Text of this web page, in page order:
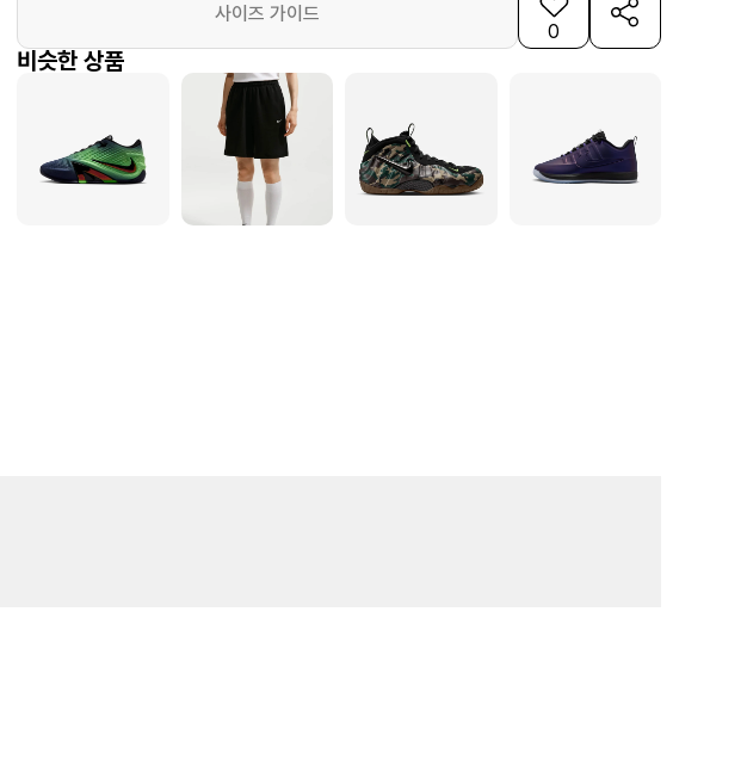
사이즈 가이드
0
비슷한 상품